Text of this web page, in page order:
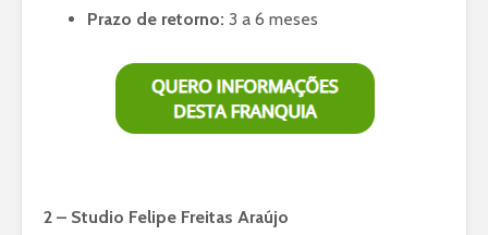
Prazo de retorno: 3 a 6 meses
2 – Studio Felipe Freitas Araújo